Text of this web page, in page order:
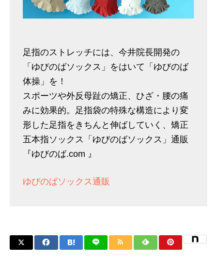
足指のストレッチには、今井院長開発の
「ゆびのばソックス」をはいて「ゆびのば
体操」を！
スポーツや外反母趾の矯正、ひざ・腰の痛
みに効果的。足指袋の特殊な構造により変
形した足指をきちんと伸ばしていく、矯正
五本指ソックス「ゆびのばソックス」通販
『ゆびのば.com 』
ゆびのばソックス通販